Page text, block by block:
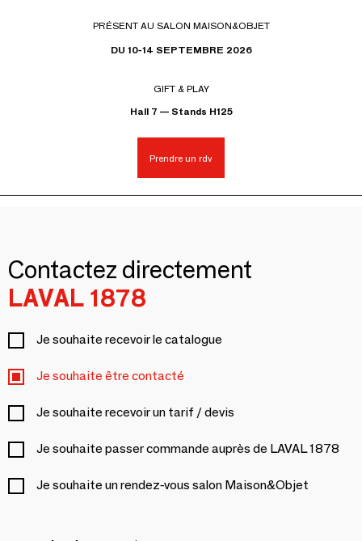
PRÉSENT AU SALON MAISON&OBJET
DU 10-14 SEPTEMBRE 2026
GIFT & PLAY
Hall 7 — Stands H125
Prendre un rdv
Contactez directement
LAVAL 1878
Je souhaite recevoir le catalogue
Je souhaite être contacté
Je souhaite recevoir un tarif / devis
Je souhaite passer commande auprès de LAVAL 1878
Je souhaite un rendez-vous salon Maison&Objet